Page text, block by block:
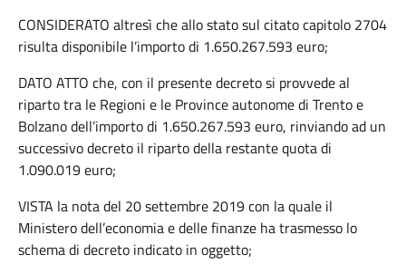
CONSIDERATO altresì che allo stato sul citato capitolo 2704
risulta disponibile l’importo di 1.650.267.593 euro;
DATO ATTO che, con il presente decreto si provvede al
riparto tra le Regioni e le Province autonome di Trento e
Bolzano dell’importo di 1.650.267.593 euro, rinviando ad un
successivo decreto il riparto della restante quota di
1.090.019 euro;
VISTA la nota del 20 settembre 2019 con la quale il
Ministero dell’economia e delle finanze ha trasmesso lo
schema di decreto indicato in oggetto;